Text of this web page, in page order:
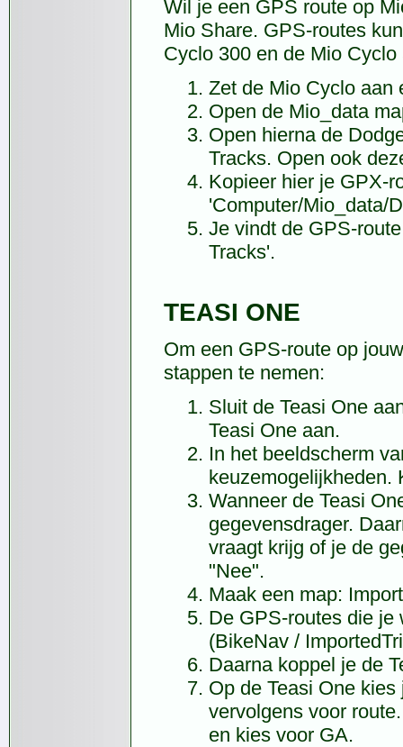
Wil je een GPS route op
Mio Share. GPS-routes
Cyclo 300 en de Mio
Zet de Mio Cyclo aan
Open de Mio_data
Open hierna de
Tracks. Open ook
Kopieer hier je GPX-
'Computer/Mio_data/
Je vindt de GPS-
Tracks'.
TEASI ONE
Om een GPS-route op
stappen te nemen:
Sluit de Teasi One
Teasi One aan.
In het beeldscherm
keuzemogelijkheden.
Wanneer de Teasi
gegevensdrager.
vraagt krijg of je de
"Nee".
Maak een map:
De GPS-routes die je
(BikeNav /
Daarna koppel je de
Op de Teasi One
vervolgens voor
en kies voor GA.